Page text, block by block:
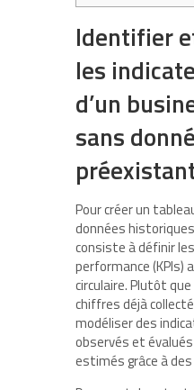
Identifier
les
d’un
sans
Pour créer un
données
consiste à définir
performance (KPIs)
circulaire. Plutôt
chiffres déjà
modéliser des
observés et
estimés grâce à